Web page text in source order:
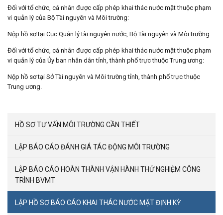
Đối với tổ chức, cá nhân được cấp phép khai thác nước mặt thuộc phạm
vi quản lý của Bộ Tài nguyên và Môi trường:
Nộp hồ sơ tại Cục Quản lý tài nguyên nước, Bộ Tài nguyên và Môi trường.
Đối với tổ chức, cá nhân được cấp phép khai thác nước mặt thuộc phạm
vi quản lý của Ủy ban nhân dân tỉnh, thành phố trực thuộc Trung ương:
Nộp hồ sơ tại Sở Tài nguyên và Môi trường tỉnh, thành phố trực thuộc
Trung ương.
HỒ SƠ TƯ VẤN MÔI TRƯỜNG CẦN THIẾT
LẬP BÁO CÁO ĐÁNH GIÁ TÁC ĐỘNG MÔI TRƯỜNG
LẬP BÁO CÁO HOÀN THÀNH VẬN HÀNH THỬ NGHIỆM CÔNG
TRÌNH BVMT
LẬP HỒ SƠ BÁO CÁO KHAI THÁC NƯỚC MẶT ĐỊNH KỲ